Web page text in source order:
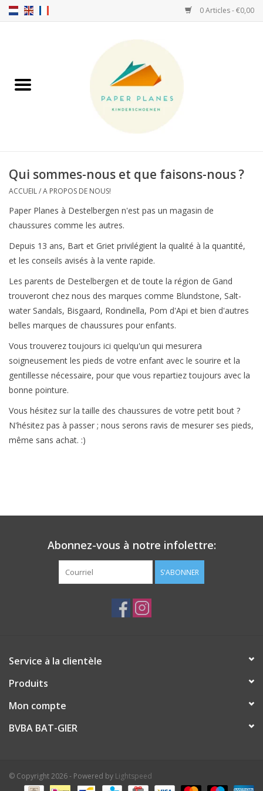
0 Articles - €0,00
FW26-27
HELLO HOSSY casquettes
SALTIES
JEUNE PREMIER
SOFTSOLES
ACCESSOIRES
MESUREZ LES PIEDS!
#MYCLIENTSARETHECUTEST
Qui sommes-nous et que faisons-nous ?
ACCUEIL/A PROPOS DE NOUS!
Paper Planes à Destelbergen n'est pas un magasin de
chaussures comme les autres.
Depuis 13 ans, Bart et Griet privilégient la qualité à la quantité,
et les conseils avisés à la vente rapide.
Les parents de Destelbergen et de toute la région de Gand
trouveront chez nous des marques comme Blundstone, Salt-
water Sandals, Bisgaard, Rondinella, Pom d'Api et bien d'autres
belles marques de chaussures pour enfants.
Vous trouverez toujours ici quelqu'un qui mesurera
soigneusement les pieds de votre enfant avec le sourire et la
gentillesse nécessaire, pour que vous repartiez toujours avec la
bonne pointure.
Vous hésitez sur la taille des chaussures de votre petit bout ?
N'hésitez pas à passer ; nous serons ravis de mesurer ses pieds,
même sans achat. :)
Abonnez-vous à notre infolettre:
S'ABONNER
Service à la clientèle
Produits
Mon compte
BVBA BAT-GIER
© Copyright 2026 - Powered by Lightspeed